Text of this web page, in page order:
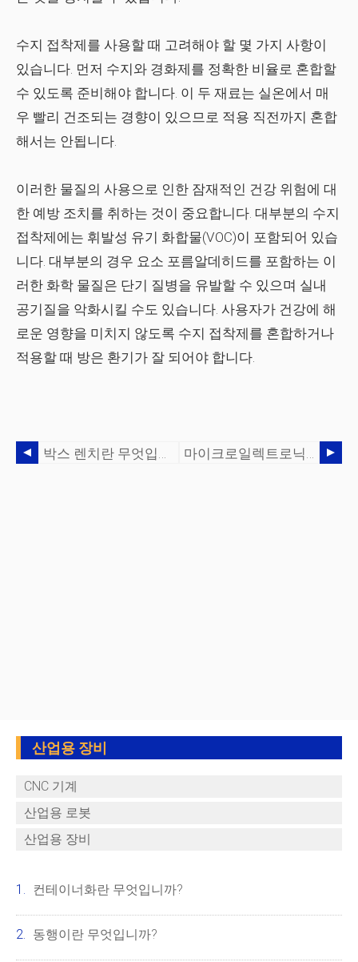
수지 접착제를 사용할 때 고려해야 할 몇 가지 사항이
있습니다. 먼저 수지와 경화제를 정확한 비율로 혼합할
수 있도록 준비해야 합니다. 이 두 재료는 실온에서 매
우 빨리 건조되는 경향이 있으므로 적용 직전까지 혼합
해서는 안됩니다.
이러한 물질의 사용으로 인한 잠재적인 건강 위험에 대
한 예방 조치를 취하는 것이 중요합니다. 대부분의 수지
접착제에는 휘발성 유기 화합물(VOC)이 포함되어 있습
니다. 대부분의 경우 요소 포름알데히드를 포함하는 이
러한 화학 물질은 단기 질병을 유발할 수 있으며 실내
공기질을 악화시킬 수도 있습니다. 사용자가 건강에 해
로운 영향을 미치지 않도록 수지 접착제를 혼합하거나
적용할 때 방은 환기가 잘 되어야 합니다.
박스 렌치란 무엇입니까? 마이크로일렉트로닉스란 무엇입니까?
산업용 장비
CNC 기계
산업용 로봇
산업용 장비
컨테이너화란 무엇입니까?
동행이란 무엇입니까?